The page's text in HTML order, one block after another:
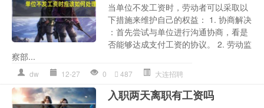
当单位不发工资时，劳动者可以采取以
下措施来维护自己的权益： 1. 协商解决
：首先尝试与单位进行沟通协商，看是
否能够达成支付工资的协议。 2. 劳动监
察部...
dw 12-27 0 487 大连招聘
入职两天离职有工资吗